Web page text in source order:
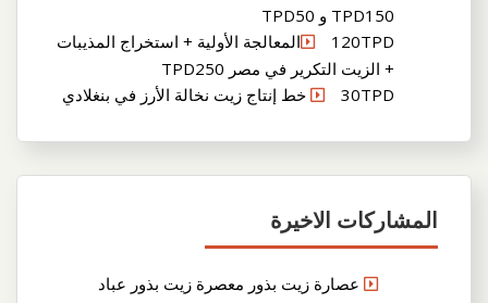
TPD150 و TPD50
120TPDالمعالجة الأولية + استخراج المذيبات
+ الزيت التكرير في مصر TPD250
30TPD خط إنتاج زيت نخالة الأرز في بنغلادي
المشاركات الاخيرة
عصارة زيت بذور معصرة زيت بذور عباد